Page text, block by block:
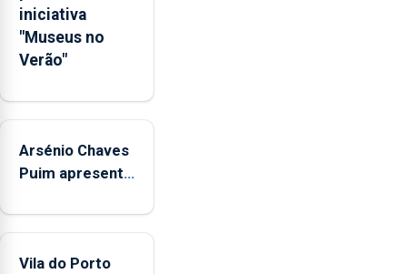
junto
das
crianças
iniciativa
"Museus no
Verão"
Arsénio Chaves
Puim apresenta
Biblioteca de
Vila do Porto